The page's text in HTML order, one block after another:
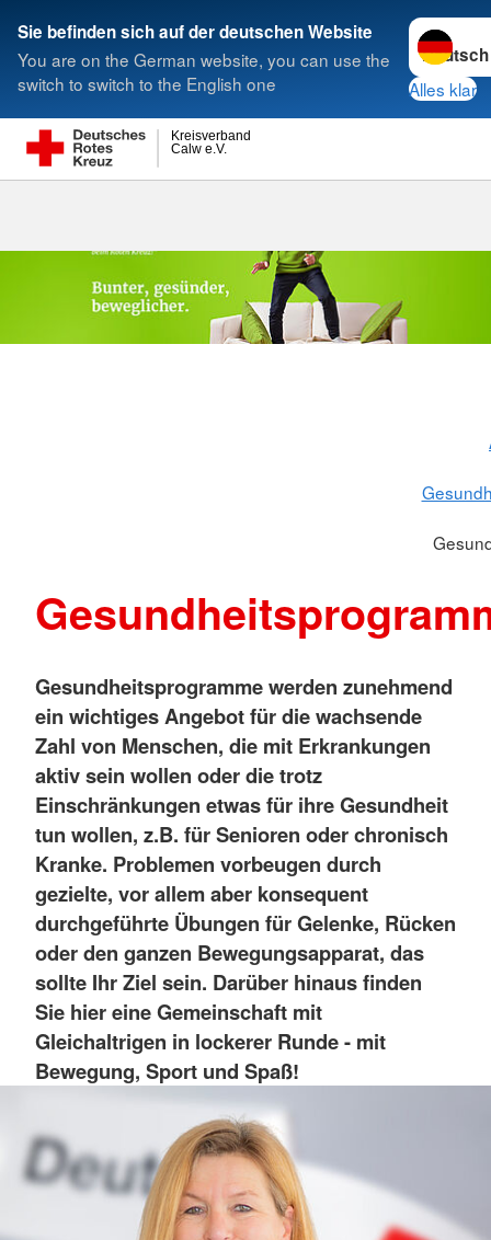
Sie befinden sich auf der deutschen Website
You are on the German website, you can use the
switch to switch to the English one
Sprache
Alles klar
Calw e.V.
Kreisverband
Suche
Gesundheitsprogramme werden zunehmend
ein wichtiges Angebot für die wachsende
Zahl von Menschen, die mit Erkrankungen
aktiv sein wollen oder die trotz
Einschränkungen etwas für ihre Gesundheit
tun wollen, z.B. für Senioren oder chronisch
Kranke. Problemen vorbeugen durch
gezielte, vor allem aber konsequent
durchgeführte Übungen für Gelenke, Rücken
oder den ganzen Bewegungsapparat, das
sollte Ihr Ziel sein. Darüber hinaus finden
Sie hier eine Gemeinschaft mit
Gleichaltrigen in lockerer Runde - mit
Bewegung, Sport und Spaß!